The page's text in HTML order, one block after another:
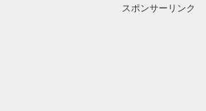
スポンサーリンク